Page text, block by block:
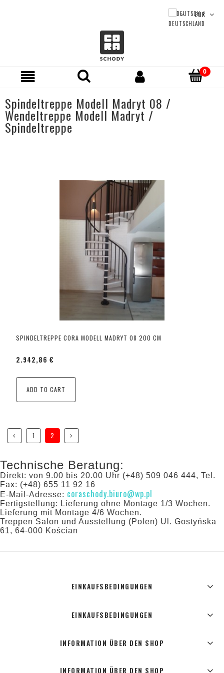
Spindeltreppe Modell Madryt 08 /
Wendeltreppe Modell Madryt /
Spindeltreppe
SPINDELTREPPE CORA MODELL MADRYT 08 200 CM
2.942,86 €
ADD TO CART
1 2
Technische Beratung:
Direkt: von 9.00 bis 20.00 Uhr (+48) 509 046 444, Tel.
Fax: (+48) 655 11 92 16
E-Mail-Adresse: coraschody.biuro@wp.pl
Fertigstellung: Lieferung ohne Montage 1/3 Wochen.
Lieferung mit Montage 4/6 Wochen.
Treppen Salon und Ausstellung (Polen) Ul. Gostyńska
61, 64-000 Kościan
EINKAUFSBEDINGUNGEN
EINKAUFSBEDINGUNGEN
INFORMATION ÜBER DEN SHOP
INFORMATION ÜBER DEN SHOP